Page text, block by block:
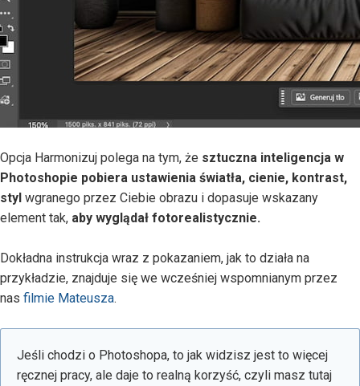
Opcja Harmonizuj polega na tym, że sztuczna inteligencja w
Photoshopie pobiera ustawienia światła, cienie, kontrast,
styl wgranego przez Ciebie obrazu i dopasuje wskazany
element tak, aby wyglądał fotorealistycznie.
Dokładna instrukcja wraz z pokazaniem, jak to działa na
przykładzie, znajduje się we wcześniej wspomnianym przez
nas filmie Mateusza.
Jeśli chodzi o Photoshopa, to jak widzisz jest to więcej
ręcznej pracy, ale daje to realną korzyść, czyli masz tutaj